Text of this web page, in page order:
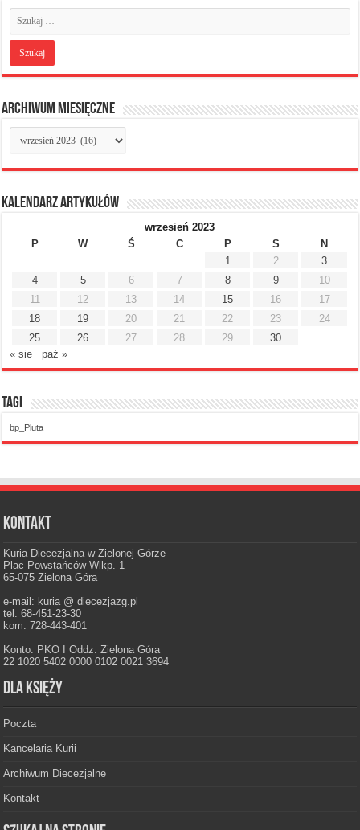
Archiwum miesięczne
Archiwum
miesięczne
Kalendarz artykułów
wrzesień 2023
P
W Ś C P S
N
1
2
3
4
5 6 7 8 9
10
11
12 13 14 15 16
17
18
19 20 21 22 23
24
25
26 27 28 29
30
« sie
paź »
Tagi
bp_Pluta
Kontakt
Kuria Diecezjalna w Zielonej Górze
Plac Powstańców Wlkp. 1
65-075 Zielona Góra
e-mail: kuria @ diecezjazg.pl
tel. 68-451-23-30
kom. 728-443-401
Konto: PKO I Oddz. Zielona Góra
22 1020 5402 0000 0102 0021 3694
Dla księży
Poczta
Kancelaria Kurii
Archiwum Diecezjalne
Kontakt